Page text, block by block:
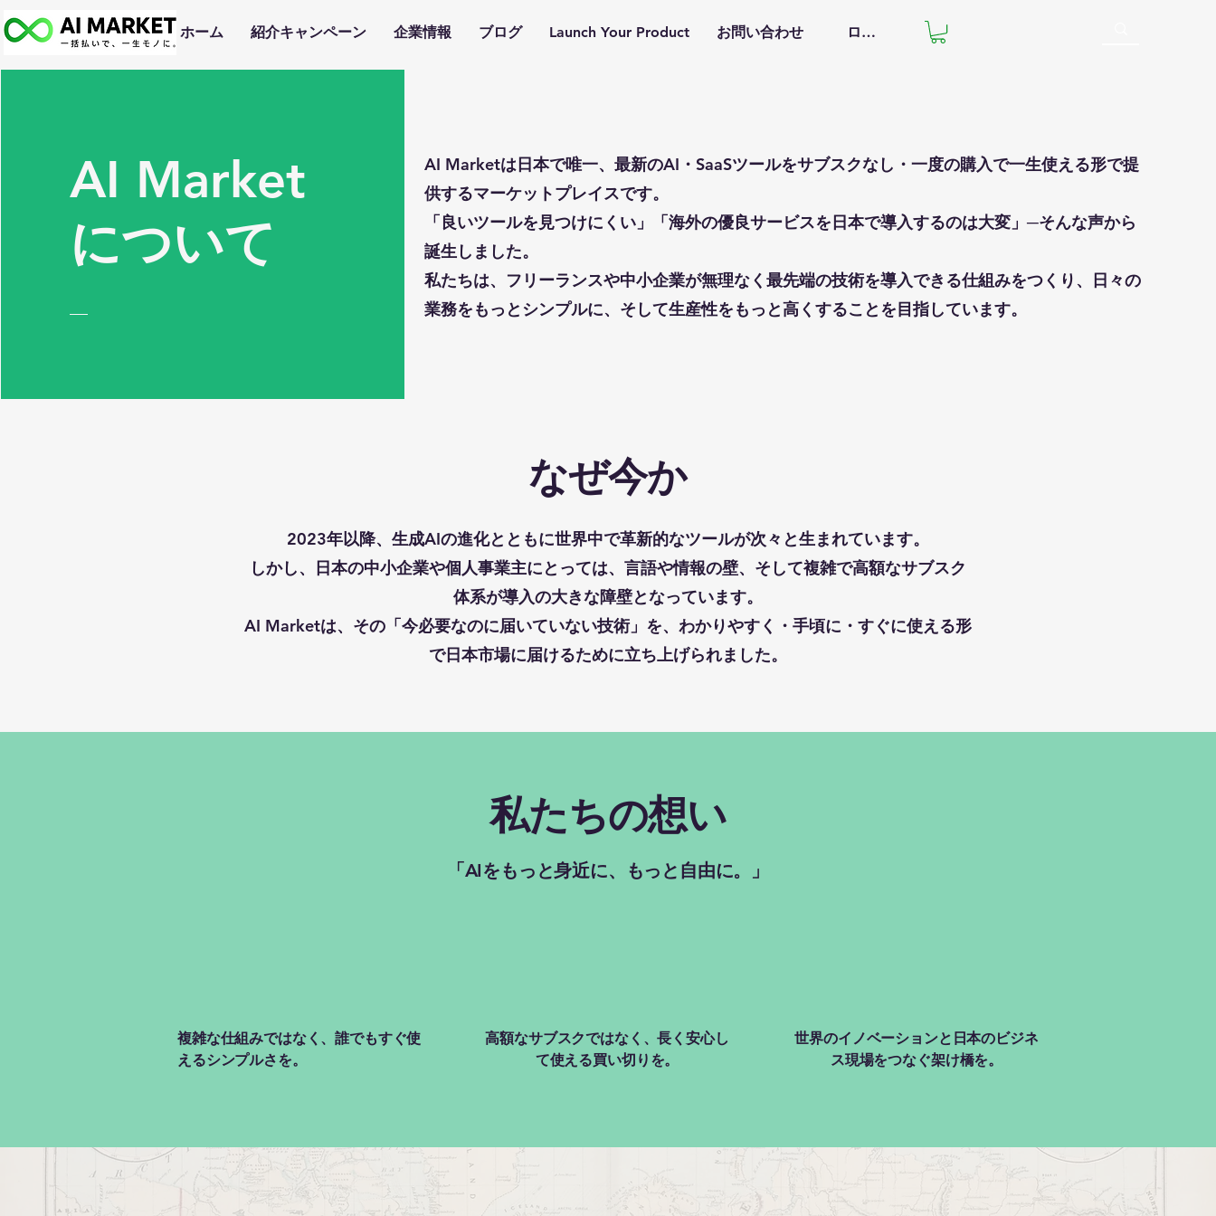
ホーム 紹介キャンペーン 企業情報 ブログ Launch Your Product お問い合わせ ログイン
AI Market
について
AI Marketは日本で唯一、最新のAI・SaaSツールをサブスクなし・一度の購入で一生使える形で提
供するマーケットプレイスです。
「良いツールを見つけにくい」「海外の優良サービスを日本で導入するのは大変」─そんな声から
誕生しました。
私たちは、フリーランスや中小企業が無理なく最先端の技術を導入できる仕組みをつくり、日々の
業務をもっとシンプルに、そして生産性をもっと高くすることを目指しています。
なぜ今か
2023年以降、生成AIの進化とともに世界中で革新的なツールが次々と生まれています。
しかし、日本の中小企業や個人事業主にとっては、言語や情報の壁、そして複雑で高額なサブスク
体系が導入の大きな障壁となっています。
AI Marketは、その「今必要なのに届いていない技術」を、わかりやすく・手頃に・すぐに使える形
で日本市場に届けるために立ち上げられました。
私たちの想い
「AIをもっと身近に、もっと自由に。」
複雑な仕組みではなく、誰でもすぐ使
えるシンプルさを。
高額なサブスクではなく、長く安心し
て使える買い切りを。
世界のイノベーションと日本のビジネ
ス現場をつなぐ架け橋を。